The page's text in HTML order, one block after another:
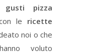
gusti pizza
le ricette
noi o che
voluto